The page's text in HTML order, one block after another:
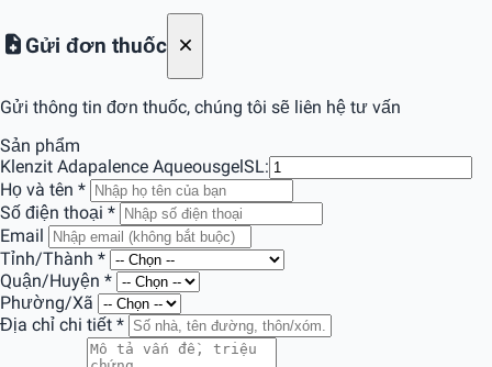
Gửi đơn thuốc
Gửi thông tin đơn thuốc, chúng tôi sẽ liên hệ tư vấn
Sản phẩm
Klenzit Adapalence AqueousgelSL:
Họ và tên *
Số điện thoại *
Email
Tỉnh/Thành *
Quận/Huyện *
Phường/Xã
Địa chỉ chi tiết *